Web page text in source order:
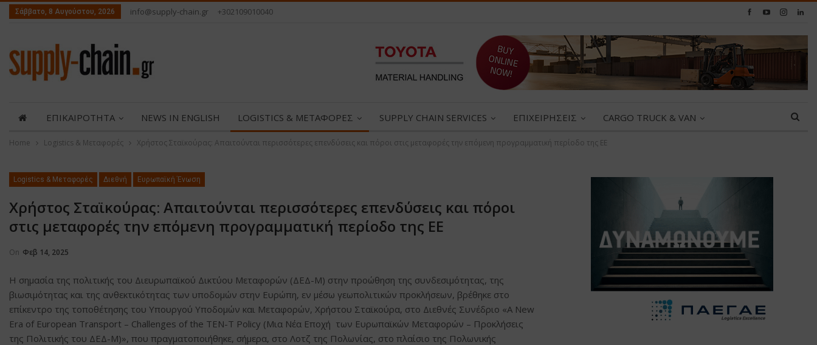
Σάββατο, 8 Αυγούστου, 2026 info@supply-chain.gr +302109010040
ΕΠΙΚΑΙΡΟΤΗΤΑ NEWS IN ENGLISH LOGISTICS & ΜΕΤΑΦΟΡΕΣ SUPPLY CHAIN SERVICES ΕΠΙΧΕΙΡΗΣΕΙΣ CARGO TRUCK & VAN
ABOUT US ΕΠΙΚΟΙΝΩΝΙΑ
Home Logistics & Μεταφορές Χρήστος Σταϊκούρας: Απαιτούνται περισσότερες επενδύσεις και πόροι στις μεταφορές την επόμενη προγραμματική περίοδο της ΕΕ
Logistics & Μεταφορές Διεθνή Ευρωπαϊκή Ένωση
Χρήστος Σταϊκούρας: Απαιτούνται περισσότερες επενδύσεις και πόροι
στις μεταφορές την επόμενη προγραμματική περίοδο της ΕΕ
On Φεβ 14, 2025
Η σημασία της πολιτικής του Διευρωπαϊκού Δικτύου Μεταφορών (ΔΕΔ-Μ) στην προώθηση της συνδεσιμότητας, της
βιωσιμότητας και της ανθεκτικότητας των υποδομών στην Ευρώπη, εν μέσω γεωπολιτικών προκλήσεων, βρέθηκε στο
επίκεντρο της τοποθέτησης του Υπουργού Υποδομών και Μεταφορών, Χρήστου Σταϊκούρα, στο Διεθνές Συνέδριο «A New
Era of European Transport – Challenges of the TEN-T Policy (Μια Νέα Εποχή των Ευρωπαϊκών Μεταφορών – Προκλήσεις
της Πολιτικής του ΔΕΔ-Μ)», που πραγματοποιήθηκε, σήμερα, στο Λοτζ της Πολωνίας, στο πλαίσιο της Πολωνικής